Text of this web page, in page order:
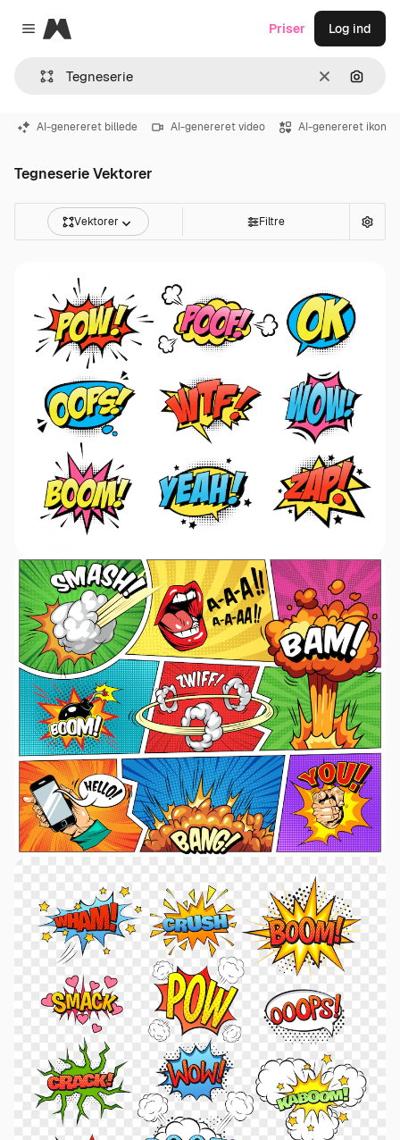
Close menu
Magnific
Klar Søg
Priser Log ind
AI-genereret billede AI-genereret video AI-genereret ikon
Tegneserie Vektorer
Vektorer Filtre